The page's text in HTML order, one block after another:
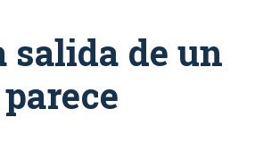
salida de un